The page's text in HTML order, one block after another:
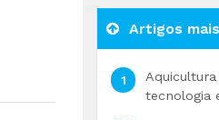
Artigos
tecnologia